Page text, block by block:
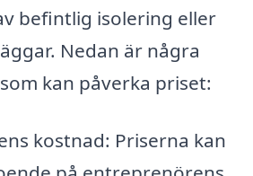
befintlig isolering eller
Nedan är några
kan påverka priset:
kostnad: Priserna kan